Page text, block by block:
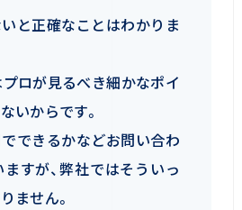
と正確なことはわかりま
プロが見るべき細かなポイ
いからです。
できるかなどお問い合わ
すが、弊社ではそういっ
ません。